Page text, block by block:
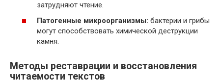
затрудняют чтение.
Патогенные микроорганизмы: бактерии и грибы
могут способствовать химической деструкции
камня.
Методы реставрации и восстановления
читаемости текстов